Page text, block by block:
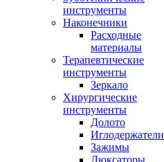
инструменты
Наконечники
Расходные
материалы
Терапевтические
инструменты
Зеркало
Хирургические
инструменты
Долото
Иглодержатели
Зажимы
Люксаторы